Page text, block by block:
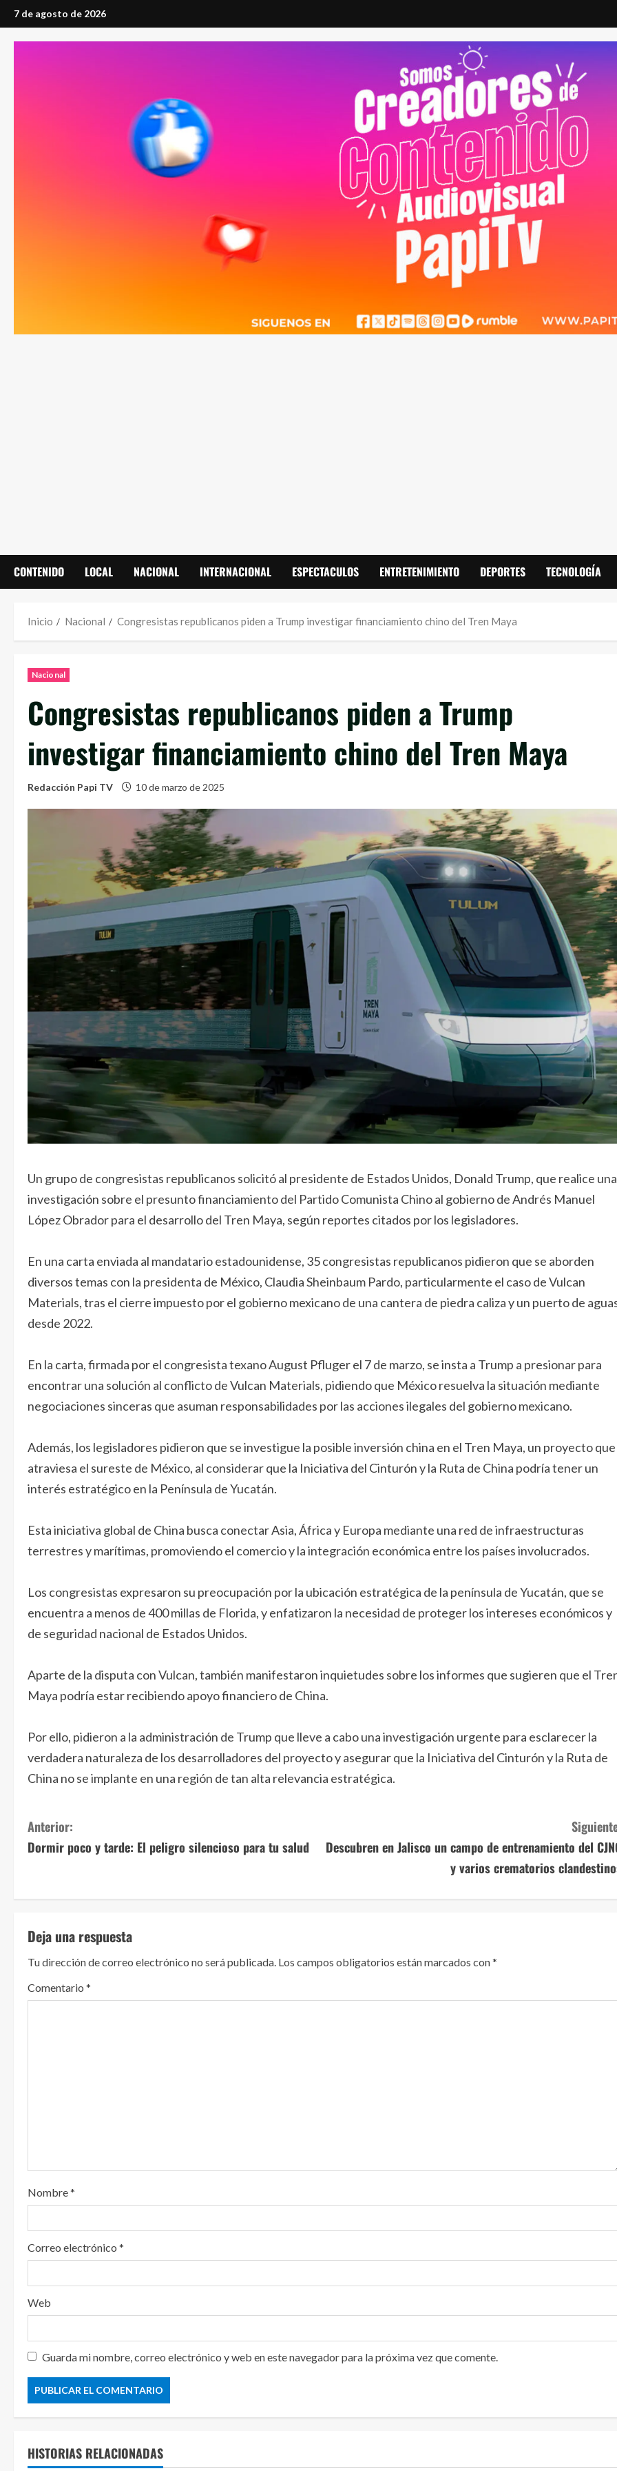
Saltar
al
contenido
7 de agosto de 2026
CONTENIDO LOCAL NACIONAL INTERNACIONAL ESPECTACULOS ENTRETENIMIENTO DEPORTES TECNOLOGÍA
Inicio Nacional Congresistas republicanos piden a Trump investigar financiamiento chino del Tren Maya
Nacional
Congresistas republicanos piden a Trump
investigar financiamiento chino del Tren Maya
Redacción Papi TV 10 de marzo de 2025
Un grupo de congresistas republicanos solicitó al presidente de Estados Unidos, Donald Trump, que realice una
investigación sobre el presunto financiamiento del Partido Comunista Chino al gobierno de Andrés Manuel
López Obrador para el desarrollo del Tren Maya, según reportes citados por los legisladores.
En una carta enviada al mandatario estadounidense, 35 congresistas republicanos pidieron que se aborden
diversos temas con la presidenta de México, Claudia Sheinbaum Pardo, particularmente el caso de Vulcan
Materials, tras el cierre impuesto por el gobierno mexicano de una cantera de piedra caliza y un puerto de
desde 2022.
En la carta, firmada por el congresista texano August Pfluger el 7 de marzo, se insta a Trump a presionar para
encontrar una solución al conflicto de Vulcan Materials, pidiendo que México resuelva la situación mediante
negociaciones sinceras que asuman responsabilidades por las acciones ilegales del gobierno mexicano.
Además, los legisladores pidieron que se investigue la posible inversión china en el Tren Maya, un proyecto que
atraviesa el sureste de México, al considerar que la Iniciativa del Cinturón y la Ruta de China podría tener un
interés estratégico en la Península de Yucatán.
Esta iniciativa global de China busca conectar Asia, África y Europa mediante una red de infraestructuras
terrestres y marítimas, promoviendo el comercio y la integración económica entre los países involucrados.
Los congresistas expresaron su preocupación por la ubicación estratégica de la península de Yucatán, que se
encuentra a menos de 400 millas de Florida, y enfatizaron la necesidad de proteger los intereses económicos y
de seguridad nacional de Estados Unidos.
Aparte de la disputa con Vulcan, también manifestaron inquietudes sobre los informes que sugieren que el
Maya podría estar recibiendo apoyo financiero de China.
Por ello, pidieron a la administración de Trump que lleve a cabo una investigación urgente para esclarecer la
verdadera naturaleza de los desarrolladores del proyecto y asegurar que la Iniciativa del Cinturón y la Ruta de
China no se implante en una región de tan alta relevancia estratégica.
S
i
e
l
e
Anterior:
Dormir poco y tarde: El peligro silencioso para tu salud
Descubren en Jalisco un campo de entrenamiento del
y varios crematorios
Deja una respuesta
Tu dirección de correo electrónico no será publicada. Los campos obligatorios están marcados con*
Comentario *
Nombre*
Correo electrónico *
Web
Guarda mi nombre, correo electrónico y web en este navegador para la próxima vez que comente.
HISTORIAS RELACIONADAS